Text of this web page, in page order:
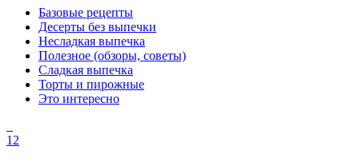
Базовые рецепты
Десерты без выпечки
Несладкая выпечка
Полезное (обзоры, советы)
Сладкая выпечка
Торты и пирожные
Это интересно
12